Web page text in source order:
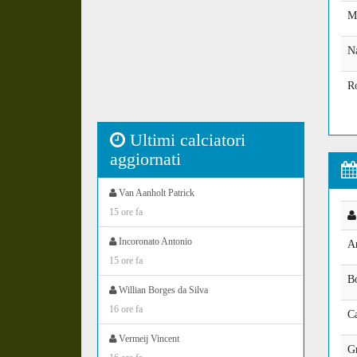
Ultimi calciatori
aggiornati
Van Aanholt Patrick
15 ore fa
Incoronato Antonio
15 ore fa
Willian Borges da Silva
16 ore fa
Vermeij Vincent